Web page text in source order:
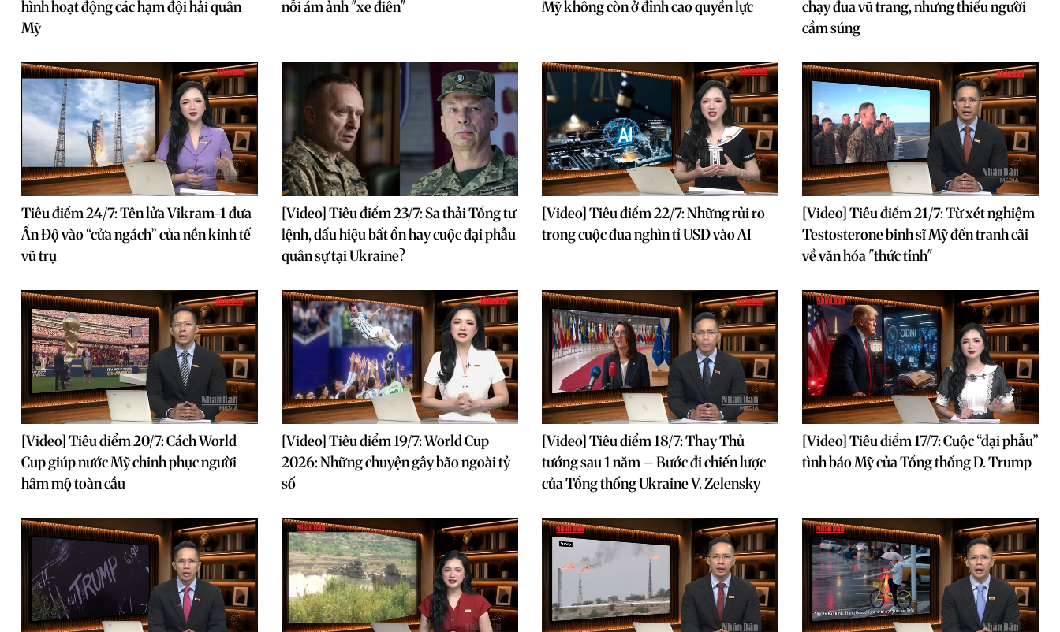
hình hoạt động các hạm đội hải quân
Mỹ
nỗi ám ảnh "xe điên"
Mỹ không còn ở đỉnh cao quyền lực
chạy đua vũ trang, nhưng thiếu người
cầm súng
Tiêu điểm 24/7: Tên lửa Vikram-1 đưa
Ấn Độ vào “cửa ngách” của nền kinh tế
vũ trụ
[Video] Tiêu điểm 23/7: Sa thải Tổng tư
lệnh, dấu hiệu bất ổn hay cuộc đại phẫu
quân sự tại Ukraine?
[Video] Tiêu điểm 22/7: Những rủi ro
trong cuộc đua nghìn tỉ USD vào AI
[Video] Tiêu điểm 21/7: Từ xét nghiệm
Testosterone binh sĩ Mỹ đến tranh cãi
về văn hóa "thức tỉnh"
[Video] Tiêu điểm 20/7: Cách World
Cup giúp nước Mỹ chinh phục người
hâm mộ toàn cầu
[Video] Tiêu điểm 19/7: World Cup
2026: Những chuyện gây bão ngoài tỷ
số
[Video] Tiêu điểm 18/7: Thay Thủ
tướng sau 1 năm – Bước đi chiến lược
của Tổng thống Ukraine V. Zelensky
[Video] Tiêu điểm 17/7: Cuộc “đại phẫu”
tình báo Mỹ của Tổng thống D. Trump